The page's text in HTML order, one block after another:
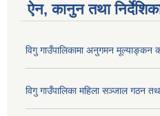
ऐन, कानुन तथा
विगु गाउँपालिकामा अनुगमन मूल्याङ्कन
विगु गाउँपालिका महिला सञ्जाल गठन